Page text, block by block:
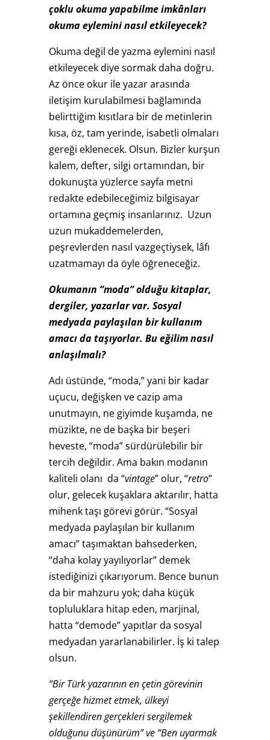
çoklu okuma yapabilme imkânları
okuma eylemini nasıl etkileyecek?
Okuma değil de yazma eylemini nasıl
etkileyecek diye sormak daha doğru.
Az önce okur ile yazar arasında
iletişim kurulabilmesi bağlamında
belirttiğim kısıtlara bir de metinlerin
kısa, öz, tam yerinde, isabetli olmaları
gereği eklenecek. Olsun. Bizler kurşun
kalem, defter, silgi ortamından, bir
dokunuşta yüzlerce sayfa metni
redakte edebileceğimiz bilgisayar
ortamına geçmiş insanlarınız. Uzun
uzun mukaddemelerden,
peşrevlerden nasıl vazgeçtiysek, lâfı
uzatmamayı da öyle öğreneceğiz.
Okumanın “moda” olduğu kitaplar,
dergiler, yazarlar var. Sosyal
medyada paylaşılan bir kullanım
amacı da taşıyorlar. Bu eğilim nasıl
anlaşılmalı?
Adı üstünde, “moda,” yani bir kadar
uçucu, değişken ve cazip ama
unutmayın, ne giyimde kuşamda, ne
müzikte, ne de başka bir beşeri
heveste, “moda” sürdürülebilir bir
tercih değildir. Ama bakın modanın
kaliteli olanı da “vintage” olur, “retro”
olur, gelecek kuşaklara aktarılır, hatta
mihenk taşı görevi görür. “Sosyal
medyada paylaşılan bir kullanım
amacı” taşımaktan bahsederken,
“daha kolay yayılıyorlar” demek
istediğinizi çıkarıyorum. Bence bunun
da bir mahzuru yok; daha küçük
topluluklara hitap eden, marjinal,
hatta “demode” yapıtlar da sosyal
medyadan yararlanabilirler. İş ki talep
olsun.
“Bir Türk yazarının en çetin görevinin
gerçeğe hizmet etmek, ülkeyi
şekillendiren gerçekleri sergilemek
olduğunu düşünürüm” ve “Ben uyarmak